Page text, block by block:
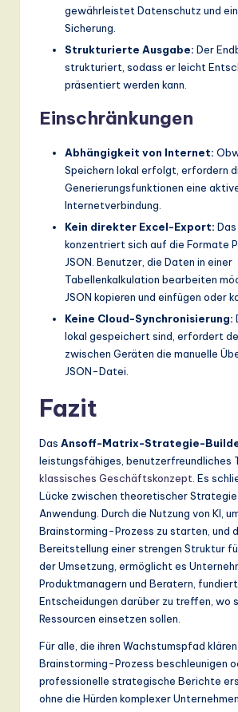
gewährleistet Datenschutz und
Sicherung.
Strukturierte Ausgabe: Der
strukturiert, sodass er leicht
präsentiert werden kann.
Einschränkungen
Abhängigkeit von Internet:
Speichern lokal erfolgt, erfordern
Generierungsfunktionen eine
Internetverbindung.
Kein direkter Excel-Export:
konzentriert sich auf die Formate
JSON. Benutzer, die Daten in einer
Tabellenkalkulation bearbeiten
JSON kopieren und einfügen oder
Keine Cloud-Synchronisierung:
lokal gespeichert sind, erfordert
zwischen Geräten die manuelle
JSON-Datei.
Fazit
Das Ansoff-Matrix-Strategie-
leistungsfähiges, benutzerfreundliches
klassisches Geschäftskonzept . Es
Lücke zwischen theoretischer
Anwendung. Durch die Nutzung von KI,
Brainstorming-Prozess zu starten, und
Bereitstellung einer strengen Struktur
der Umsetzung, ermöglicht es
Produktmanagern und Beratern,
Entscheidungen darüber zu treffen, wo
Ressourcen einsetzen sollen.
Für alle, die ihren Wachstumspfad
Brainstorming-Prozess beschleunigen
professionelle strategische Berichte
ohne die Hürden komplexer